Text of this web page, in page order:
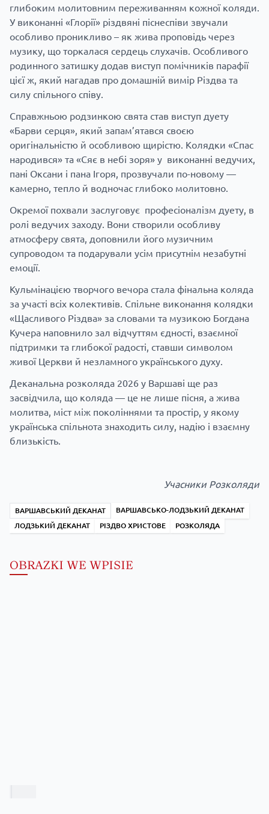
глибоким молитовним переживанням кожної коляди.
У виконанні «Глорії» різдвяні піснеспіви звучали
особливо проникливо – як жива проповідь через
музику, що торкалася сердець слухачів. Особливого
родинного затишку додав виступ помічників парафії
цієї ж, який нагадав про домашній вимір Різдва та
силу спільного співу.
Справжньою родзинкою свята став виступ дуету
«Барви серця», який запам’ятався своєю
оригінальністю й особливою щирістю. Колядки «Спас
народився» та «Сяє в небі зоря» у виконанні ведучих,
пані Оксани і пана Ігоря, прозвучали по-новому —
камерно, тепло й водночас глибоко молитовно.
Окремої похвали заслуговує професіоналізм дуету, в
ролі ведучих заходу. Вони створили особливу
атмосферу свята, доповнили його музичним
супроводом та подарували усім присутнім незабутні
емоції.
Кульмінацією творчого вечора стала фінальна коляда
за участі всіх колективів. Спільне виконання колядки
«Щасливого Різдва» за словами та музикою Богдана
Кучера наповнило зал відчуттям єдності, взаємної
підтримки та глибокої радості, ставши символом
живої Церкви й незламного українського духу.
Деканальна розколяда 2026 у Варшаві ще раз
засвідчила, що коляда — це не лише пісня, а жива
молитва, міст між поколіннями та простір, у якому
українська спільнота знаходить силу, надію і взаємну
близькість.
Учасники Розколяди
ВАРШАВСЬКИЙ ДЕКАНАТ
ВАРШАВСЬКО-ЛОДЗЬКИЙ ДЕКАНАТ
ЛОДЗЬКИЙ ДЕКАНАТ
РІЗДВО ХРИСТОВЕ РОЗКОЛЯДА
OBRAZKI WE WPISIE